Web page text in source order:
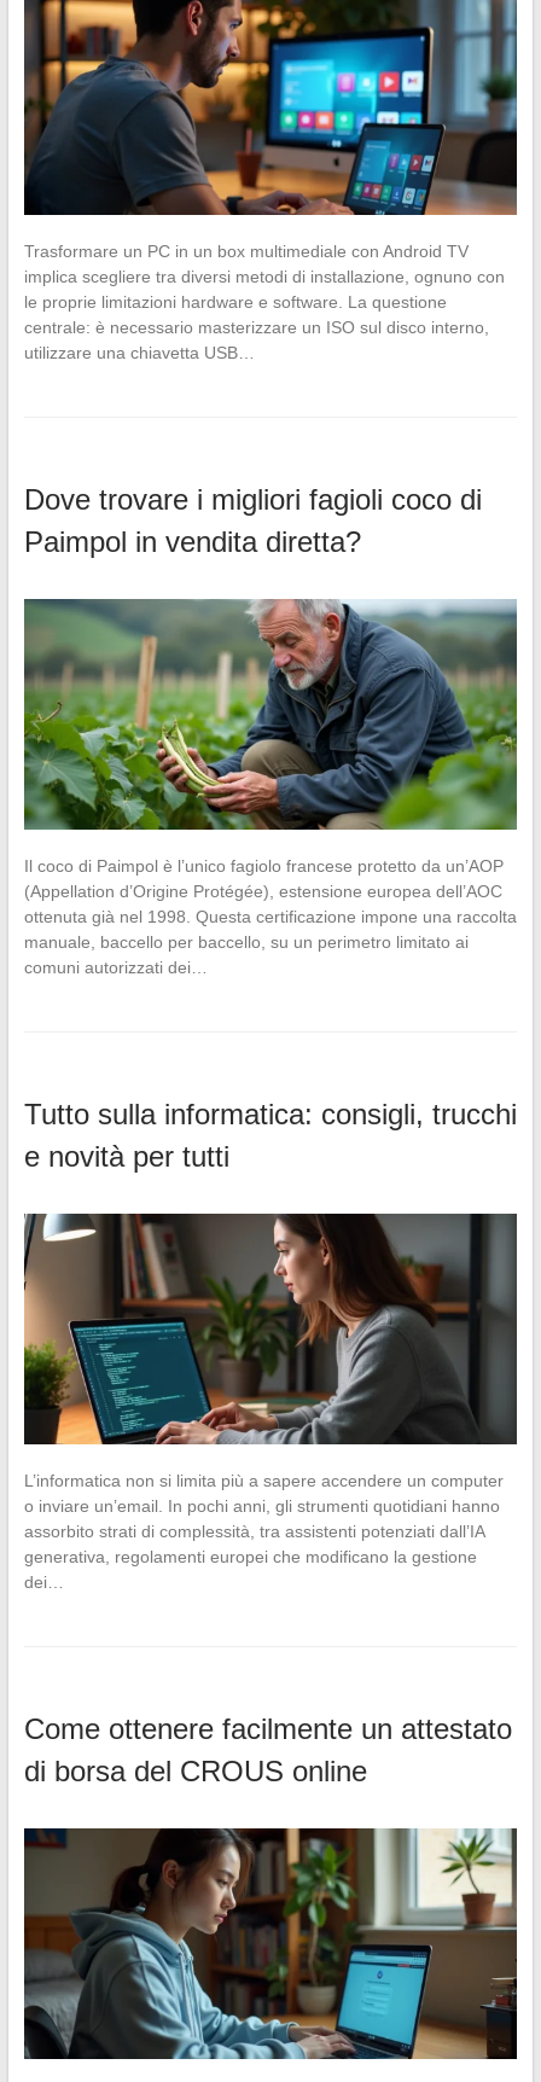
Trasformare un PC in un box multimediale con Android TV
implica scegliere tra diversi metodi di installazione, ognuno con
le proprie limitazioni hardware e software. La questione
centrale: è necessario masterizzare un ISO sul disco interno,
utilizzare una chiavetta USB…
Dove trovare i migliori fagioli coco di
Paimpol in vendita diretta?
Il coco di Paimpol è l’unico fagiolo francese protetto da un’AOP
(Appellation d’Origine Protégée), estensione europea dell’AOC
ottenuta già nel 1998. Questa certificazione impone una raccolta
manuale, baccello per baccello, su un perimetro limitato ai
comuni autorizzati dei…
Tutto sulla informatica: consigli, trucchi
e novità per tutti
L’informatica non si limita più a sapere accendere un computer
o inviare un’email. In pochi anni, gli strumenti quotidiani hanno
assorbito strati di complessità, tra assistenti potenziati dall’IA
generativa, regolamenti europei che modificano la gestione
dei…
Come ottenere facilmente un attestato
di borsa del CROUS online